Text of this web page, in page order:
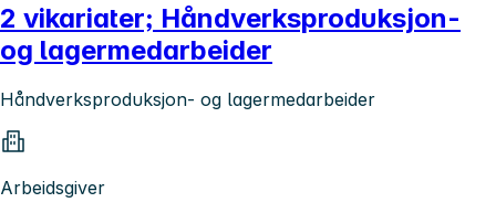
2 vikariater; Håndverksproduksjon-
og lagermedarbeider
Håndverksproduksjon- og lagermedarbeider
Arbeidsgiver